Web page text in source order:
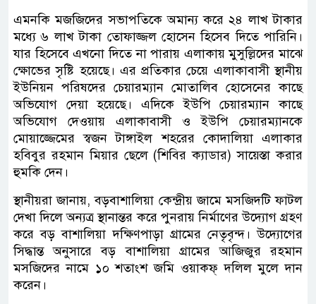
এমনকি মজজিদের সভাপতিকে অমান্য করে ২৪ লাখ টাকার
মধ্যে ৬ লাখ টাকা তোফাজ্জল হোসেন হিসেব দিতে পারিনি।
যার হিসেবে এখনো দিতে না পারায় এলাকায় মুসুল্লিদের মাঝে
ক্ষোভের সৃষ্টি হয়েছে। এর প্রতিকার চেয়ে এলাকাবাসী স্থানীয়
ইউনিয়ন পরিষদের চেয়ারম্যান মোতালিব হোসেনের কাছে
অভিযোগ দেয়া হয়েছে। এদিকে ইউপি চেয়ারম্যান কাছে
অভিযোগ দেওয়ায় এলাকাবাসী ও ইউপি চেয়ারম্যানকে
মোয়াজ্জেমের স্বজন টাঙ্গাইল শহরের কোদালিয়া এলাকার
হবিবুর রহমান মিয়ার ছেলে (শিবির ক্যাডার) সায়েস্তা করার
হুমকি দেন।
স্থানীয়রা জানায়, বড়বাশালিয়া কেন্দ্রীয় জামে মসজিদটি ফাটল
দেখা দিলে অন্যত্র স্থানান্তর করে পুনরায় নির্মাণের উদ্যোগ গ্রহণ
করে বড় বাশালিয়া দক্ষিণপাড়া গ্রামের নেতৃবৃন্দ। উদ্যোগের
সিদ্ধান্ত অনুসারে বড় বাশালিয়া গ্রামের আজিজুর রহমান
মসজিদের নামে ১০ শতাংশ জমি ওয়াকফ্ দলিল মুলে দান
করেন।